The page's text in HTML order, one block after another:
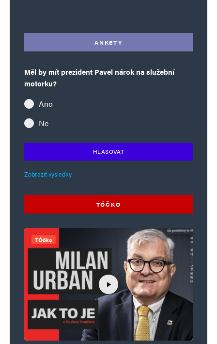
ANKETY
Měl by mít prezident Pavel nárok na služební
motorku?
Ano
Ne
HLASOVAT
Zobrazit výsledky
TÓČKO
TÓčko